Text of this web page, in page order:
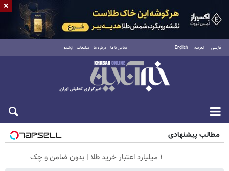
فارسی العربية English تماس با ما درباره ما تبلیغات آرشیو
پنجشنبه ۱۵ مرداد ۱۴۰۵
مطالب پیشنهادی
۱ میلیارد اعتبار خرید طلا | بدون ضامن و چک
×